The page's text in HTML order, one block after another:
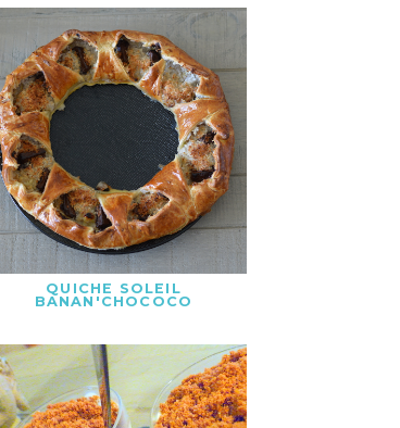
QUICHE SOLEIL
BANAN'CHOCOCO